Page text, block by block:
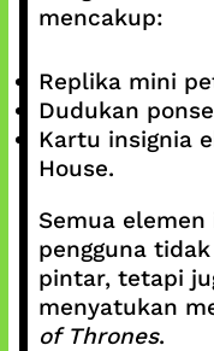
mencakup:
Replika mini
Dudukan
Kartu insignia
House.
Semua
pengguna
pintar, tetapi
menyatukan
of Thrones.